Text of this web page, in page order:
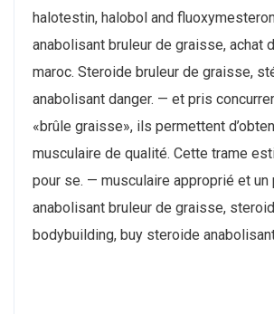
halotestin, halobol and
anabolisant bruleur de graisse, achat
maroc. Steroide bruleur de graisse,
anabolisant danger. — et pris
«brûle graisse», ils permettent
musculaire de qualité. Cette trame
pour se. — musculaire approprié et un
anabolisant bruleur de graisse,
bodybuilding, buy steroide